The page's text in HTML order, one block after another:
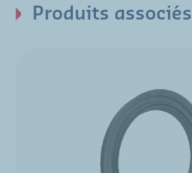
Produits associés